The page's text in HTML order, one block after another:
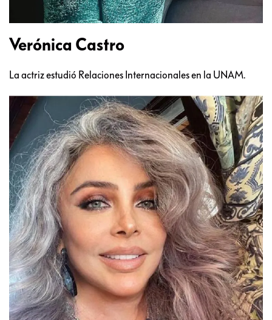
Verónica Castro
La actriz estudió Relaciones Internacionales en la UNAM.